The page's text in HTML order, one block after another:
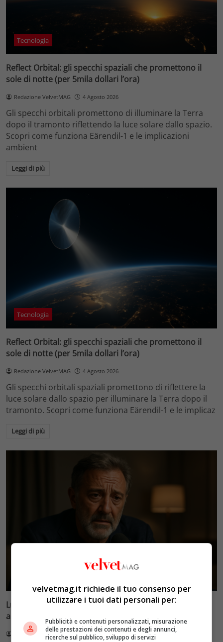
Tecnologia
Reflect Orbital: gli specchi spaziali che promettono il
sole di notte (per 5mila dollari l’ora)
Redazione VelvetMAG 4 Agosto 2026
Gli specchi orbitali promettono di illuminare la Terra
dopo il tramonto riflettendo la luce solare dallo spazio.
Scopri come funziona Eärendil-1 e le implicazioni
ambient
Leggi di più
Tecnologia
Reflect Orbital: gli specchi spaziali che promettono il
sole di notte (per 5mila dollari l’ora)
Redazione VelvetMAG 4 Agosto 2026
Gli specchi orbitali spaziali promettono di riflettere la
luce solare dallo spazio per illuminare la Terra dopo il
tramonto. Scopri come funziona Eärendil-1 e le implicaz
Leggi di più
Luca Barbareschi si racconta: amori travolgenti,
autodistruzione e il difficile rapporto con la paternità
Redazione VelvetMAG 4 Agosto 2026
velvetmag.it richiede il tuo consenso per
utilizzare i tuoi dati personali per:
Pubblicità e contenuti personalizzati, misurazione
delle prestazioni dei contenuti e degli annunci,
ricerche sul pubblico, sviluppo di servizi